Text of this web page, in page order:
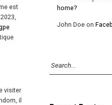
est
visiter
il
home?
John Doe on